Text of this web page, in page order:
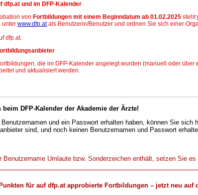
dfp.at und im DFP-Kalender
von Fortbildungen mit einem Beginndatum ab 01.02.2025 steht
unter www.dfp.atals Benutzerin/Benutzer und ordnen Sie sich einer
dfp.at.
die im DFP-Kalender angelegt wurden (manuell oder über
und aktualisiert werden.
DFP-Kalender der Akademie der Ärzte!
und ein Passwort erhalten haben, können Sie sich
sind, und noch keinen Benutzernamen und Passwort
Benutzername Umlaute bzw. Sonderzeichen enthält, setzen Sie es
für auf dfp.at approbierte Fortbildungen – jetzt neu auf